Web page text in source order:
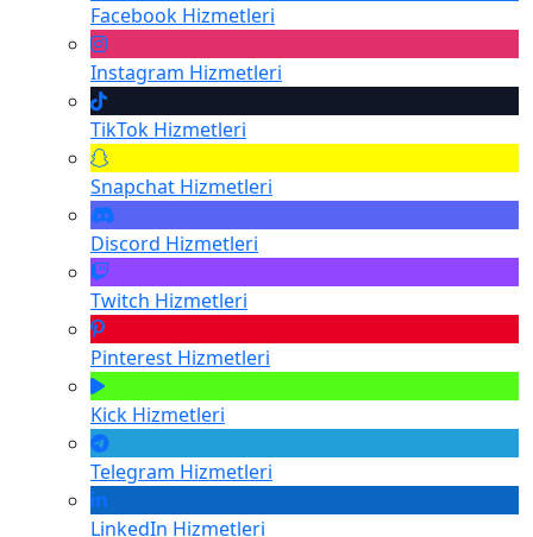
Facebook Hizmetleri
Instagram Hizmetleri
TikTok Hizmetleri
Snapchat Hizmetleri
Discord Hizmetleri
Twitch Hizmetleri
Pinterest Hizmetleri
Kick Hizmetleri
Telegram Hizmetleri
LinkedIn Hizmetleri